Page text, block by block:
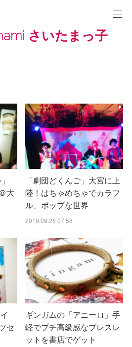
さいたまっ子
大
「劇団どくんご」大宮に上
陸！はちゃめちゃでカラフ
ル、ポップな世界
2019.09.26 07:58
セ
ギンガムの「アニーロ」手
軽でプチ高級感なブレスレ
ットを書店でゲット